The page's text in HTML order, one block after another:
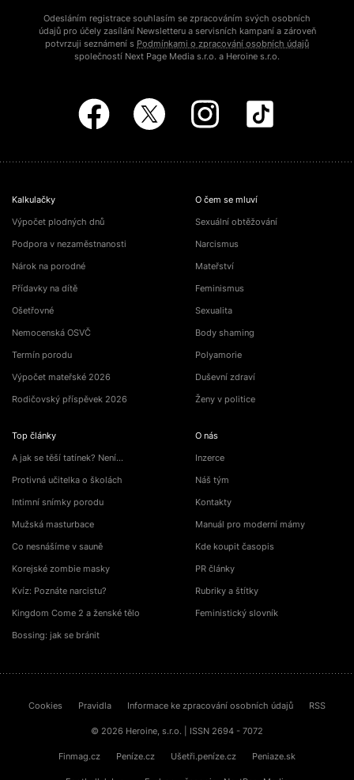
Odesláním registrace souhlasím se zpracováním svých osobních
údajů pro účely zasílání Newsletteru a servisních kampaní a zároveň
potvrzuji seznámení s Podmínkami o zpracování osobních údajů
společností Next Page Media s.r.o. a Heroine s.r.o.
Kalkulačky
Výpočet plodných dnů
Podpora v nezaměstnanosti
Nárok na porodné
Přídavky na dítě
Ošetřovné
Nemocenská OSVČ
Termín porodu
Výpočet mateřské 2026
Rodičovský příspěvek 2026
Top články
A jak se těší tatínek? Není…
Protivná učitelka o školách
Intimní snímky porodu
Mužská masturbace
Co nesnášíme v sauně
Korejské zombie masky
Kvíz: Poznáte narcistu?
Kingdom Come 2 a ženské tělo
Bossing: jak se bránit
O čem se mluví
Sexuální obtěžování
Narcismus
Mateřství
Feminismus
Sexualita
Body shaming
Polyamorie
Duševní zdraví
Ženy v politice
O nás
Inzerce
Náš tým
Kontakty
Manuál pro moderní mámy
Kde koupit časopis
PR články
Rubriky a štítky
Feministický slovník
Cookies Pravidla Informace ke zpracování osobních údajů RSS
© 2026 Heroine, s.r.o. | ISSN 2694 - 7072
Finmag.cz Peníze.cz Ušetři.peníze.cz Peniaze.sk